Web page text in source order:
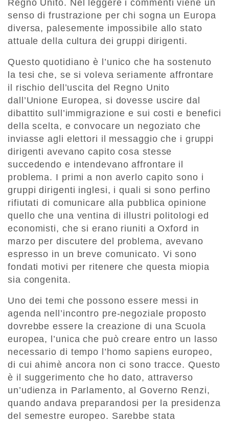
Regno Unito. Nel leggere i commenti viene un
senso di frustrazione per chi sogna un Europa
diversa, palesemente impossibile allo stato
attuale della cultura dei gruppi dirigenti.
Questo quotidiano è l’unico che ha sostenuto
la tesi che, se si voleva seriamente affrontare
il rischio dell’uscita del Regno Unito
dall’Unione Europea, si dovesse uscire dal
dibattito sull’immigrazione e sui costi e benefici
della scelta, e convocare un negoziato che
inviasse agli elettori il messaggio che i gruppi
dirigenti avevano capito cosa stesse
succedendo e intendevano affrontare il
problema. I primi a non averlo capito sono i
gruppi dirigenti inglesi, i quali si sono perfino
rifiutati di comunicare alla pubblica opinione
quello che una ventina di illustri politologi ed
economisti, che si erano riuniti a Oxford in
marzo per discutere del problema, avevano
espresso in un breve comunicato. Vi sono
fondati motivi per ritenere che questa miopia
sia congenita.
Uno dei temi che possono essere messi in
agenda nell’incontro pre-negoziale proposto
dovrebbe essere la creazione di una Scuola
europea, l’unica che può creare entro un lasso
necessario di tempo l’homo sapiens europeo,
di cui ahimè ancora non ci sono tracce. Questo
è il suggerimento che ho dato, attraverso
un’udienza in Parlamento, al Governo Renzi,
quando andava preparandosi per la presidenza
del semestre europeo. Sarebbe stata